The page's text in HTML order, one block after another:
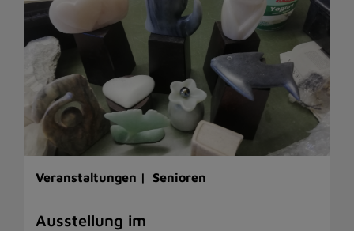
Veranstaltungen | Senioren
Ausstellung im